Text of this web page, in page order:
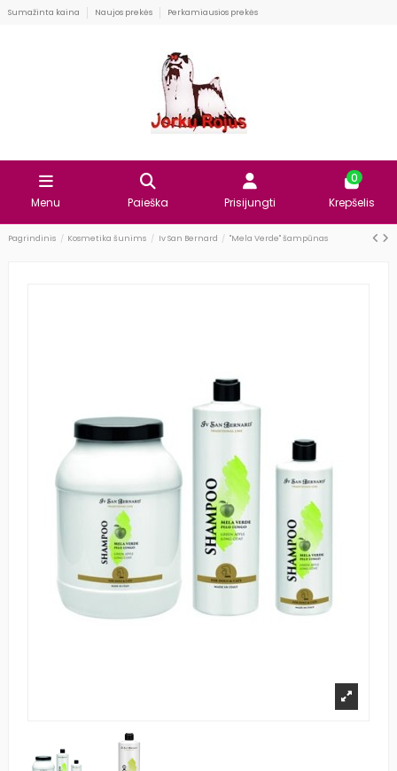
Sumažinta kaina Naujos prekės Perkamiausios prekės
Menu Paieška Prisijungti
0
Krepšelis
Pagrindinis Kosmetika šunims Iv San Bernard "Mela Verde" šampūnas